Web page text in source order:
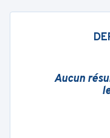
Aucun